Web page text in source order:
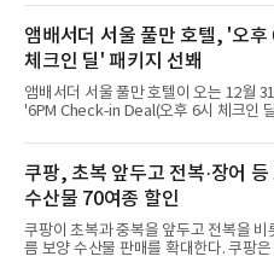
민들의 호응 속에 CFS는 즉시 행동에 나
난 28일 오후 전문 청소업체와
에 대해서는 외부 화재 연기 유입이라고
고, 2023년 같은 물류센터에서 발생한 화
대해서도 쿠팡 입주 전 공사 과정에서 벌
이라며 선을 그었다.쿠팡은 21일 인천 물
내부에서 불이 타는 냄새가 났다는 의혹
해 “사실무근”이라는 입장을 밝혔다.회
“인근에서 지난 15일 다른 회사에서 발
것으로 확인됐다”고 설명했다.이어 “정
재 원인은 추후 조사될
앰배서더 서울 풀만 호텔, '오후
체크인 딜' 패키지 선봬
앰배서더 서울 풀만 호텔이 오는 12월
'6PM Check-in Deal(오후 6시 체크인
으로 여유로운 저녁 시간부터 호텔 스테
작할 수 있도록 준비됐다.앰배서더 서울
텔 측은 “퇴근 후 또는 주말 도심 속에서
온전한 휴식을 원하는 고객들에게 특별한
을 제공한다”고 밝혔다.패키지는 디럭스
제큐티브 두 가지 타입으로 구성된다. 디
키지는 객실 1박(룸 온리)으로 심플한 호
쿠팡, 초복 앞두고 전복·장어 등
수산물 70여종 할인
쿠팡이 초복과 중복을 앞두고 전복을 비
름 보양 수산물 판매를 확대한다. 쿠팡은